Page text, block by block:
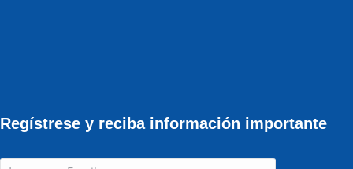
Regístrese y reciba información importante